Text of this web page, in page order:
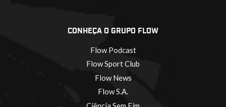
CONHEÇA O GRUPO FLOW
Flow Podcast
Flow Sport Club
Flow News
Flow S.A.